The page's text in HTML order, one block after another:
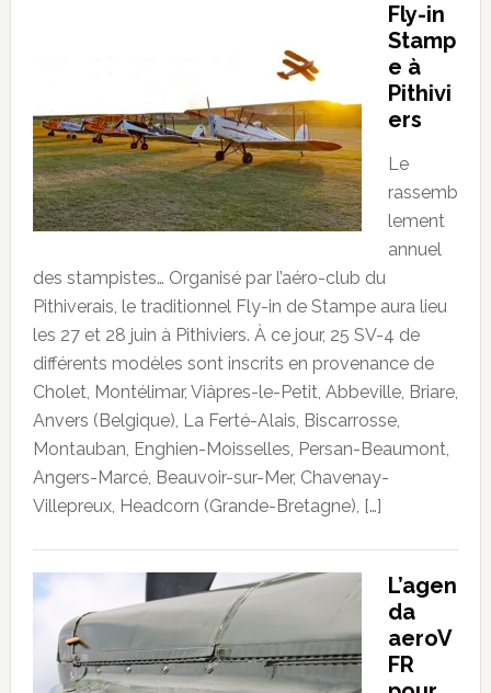
Fly-in
Stamp
e à
Pithivi
ers
Le
rassemb
lement
annuel
des stampistes… Organisé par l’aéro-club du
Pithiverais, le traditionnel Fly-in de Stampe aura lieu
les 27 et 28 juin à Pithiviers. À ce jour, 25 SV-4 de
différents modèles sont inscrits en provenance de
Cholet, Montélimar, Viâpres-le-Petit, Abbeville, Briare,
Anvers (Belgique), La Ferté-Alais, Biscarrosse,
Montauban, Enghien-Moisselles, Persan-Beaumont,
Angers-Marcé, Beauvoir-sur-Mer, Chavenay-
Villepreux, Headcorn (Grande-Bretagne), […]
L’agen
da
aeroV
FR